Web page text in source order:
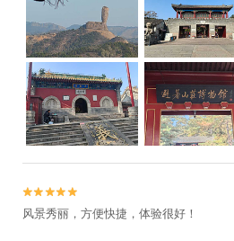


风景秀丽，方便快捷，体验很好！